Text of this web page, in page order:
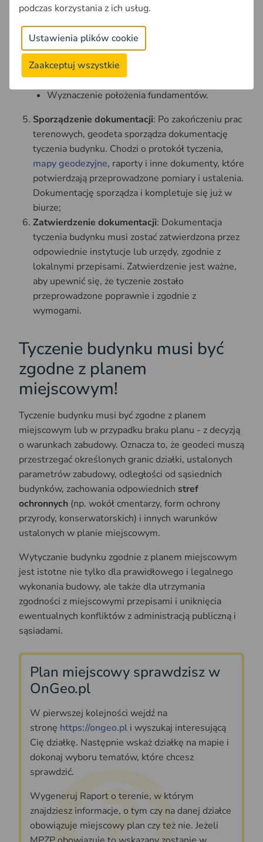
W tym celu stosuje się jedną z dwóch metod –
Wyznaczenie na działce punktów
charakterystycznych. Punkty te zostaną w
sposób trwały zaznaczone w terenie a
następnie naniesione na plan budowlany;
Wyznaczenie położenia fundamentów.
Sporządzenie dokumentacji: Po zakończeniu prac
terenowych, geodeta sporządza dokumentację
tyczenia budynku. Chodzi o protokół tyczenia,
mapy geodezyjne, raporty i inne dokumenty, które
potwierdzają przeprowadzone pomiary i ustalenia.
Dokumentację sporządza i kompletuje się już w
biurze;
Zatwierdzenie dokumentacji: Dokumentacja
tyczenia budynku musi zostać zatwierdzona przez
odpowiednie instytucje lub urzędy, zgodnie z
lokalnymi przepisami. Zatwierdzenie jest ważne,
aby upewnić się, że tyczenie zostało
przeprowadzone poprawnie i zgodnie z
wymogami.
Tyczenie budynku musi być
zgodne z planem
miejscowym!
Tyczenie budynku musi być zgodne z planem
miejscowym lub w przypadku braku planu - z decyzją
o warunkach zabudowy. Oznacza to, że geodeci muszą
przestrzegać określonych granic działki, ustalonych
parametrów zabudowy, odległości od sąsiednich
budynków, zachowania odpowiednich stref
ochronnych (np. wokół cmentarzy, form ochrony
przyrody, konserwatorskich) i innych warunków
ustalonych w planie miejscowym.
Wytyczanie budynku zgodnie z planem miejscowym
jest istotne nie tylko dla prawidłowego i legalnego
wykonania budowy, ale także dla utrzymania
zgodności z miejscowymi przepisami i uniknięcia
ewentualnych konfliktów z administracją publiczną i
sąsiadami.
Plan miejscowy sprawdzisz w
OnGeo.pl
W pierwszej kolejności wejdź na
stronę https://ongeo.pl i wyszukaj interesującą
Cię działkę. Następnie wskaż działkę na mapie i
dokonaj wyboru tematów, które chcesz
sprawdzić.
Wygeneruj Raport o terenie, w którym
znajdziesz informacje, o tym czy na danej działce
obowiązuje miejscowy plan czy też nie. Jeżeli
podczas korzystania z ich usług.
Ustawienia plików cookie
Zaakceptuj wszystkie